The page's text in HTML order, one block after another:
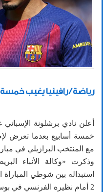
رياضة / رافينيا يغيب
أعلن نادي برشلونة
خمسة أسابيع بعدما تعرض
مع المنتخب البرازيلي في
وذكرت «وكالة الأنباء
2 أمام نظيره الفرنسي في بوسطن.